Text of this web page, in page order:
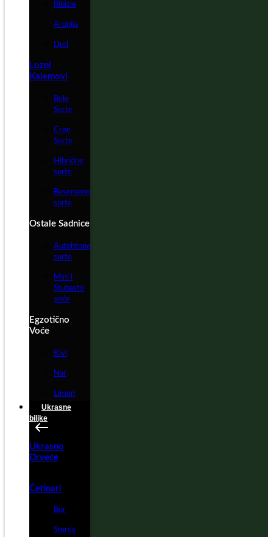
Ribizle
Aronija
Dud
Lozni
Kalemovi
Bele
Sorte
Crne
Sorte
Hibridne
sorte
Besemene
sorte
Ostale Sadnice
Autohtone
sorte
Mini i
Stubasto
voće
Egzotično
Voće
Kivi
Nar
Limun
Ukrasne
biljke
Ukrasno
Drveće
Četinari
Bor
Smrča